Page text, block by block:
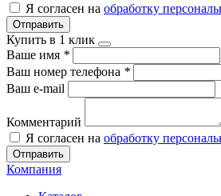
Я согласен на обработку
Отправить
Купить в 1 клик
Ваше имя *
Ваш номер телефона *
Ваш e-mail
Комментарий
Я согласен на обработку
Отправить
Компания